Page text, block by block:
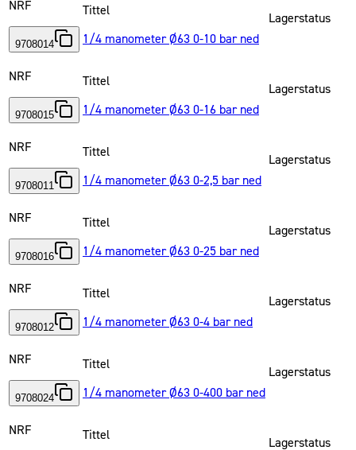
NRF
9708014
Tittel
1/4 manometer Ø63 0-10 bar ned
Lagerstatus
NRF
9708015
Tittel
1/4 manometer Ø63 0-16 bar ned
Lagerstatus
NRF
9708011
Tittel
1/4 manometer Ø63 0-2,5 bar ned
Lagerstatus
NRF
9708016
Tittel
1/4 manometer Ø63 0-25 bar ned
Lagerstatus
NRF
9708012
Tittel
1/4 manometer Ø63 0-4 bar ned
Lagerstatus
NRF
9708024
Tittel
1/4 manometer Ø63 0-400 bar ned
Lagerstatus
NRF Tittel Lagerstatus